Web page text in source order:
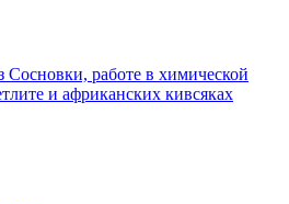
работе в химической
и африканских кивсяках